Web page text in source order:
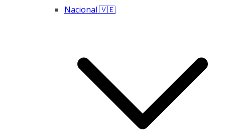
Nacional 🇻🇪